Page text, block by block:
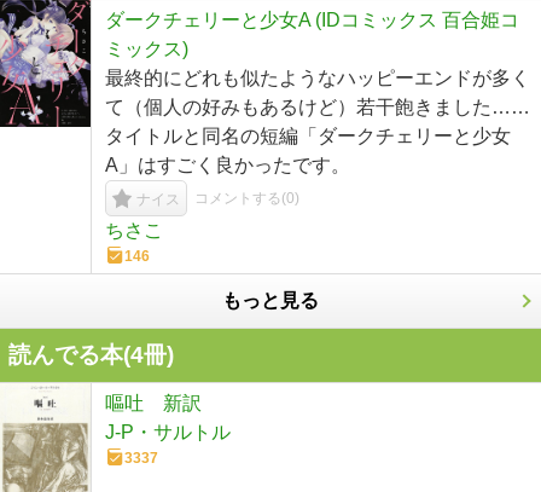
ダークチェリーと少女A (IDコミックス 百合姫コ
ミックス)
最終的にどれも似たようなハッピーエンドが多く
て（個人の好みもあるけど）若干飽きました……
タイトルと同名の短編「ダークチェリーと少女
A」はすごく良かったです。
ナイス コメントする(0)
ちさこ
146
もっと見る
読んでる本(4冊)
嘔吐 新訳
J‐P・サルトル
3337